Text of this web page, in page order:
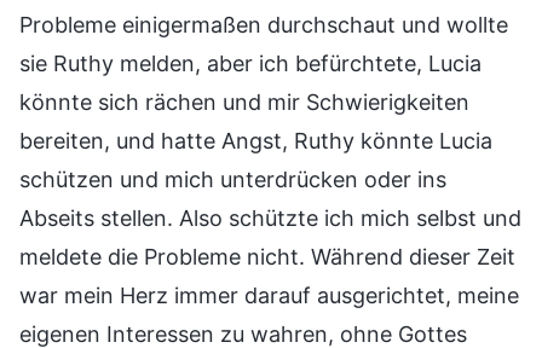
Probleme einigermaßen durchschaut und wollte
sie Ruthy melden, aber ich befürchtete, Lucia
könnte sich rächen und mir Schwierigkeiten
bereiten, und hatte Angst, Ruthy könnte Lucia
schützen und mich unterdrücken oder ins
Abseits stellen. Also schützte ich mich selbst und
meldete die Probleme nicht. Während dieser Zeit
war mein Herz immer darauf ausgerichtet, meine
eigenen Interessen zu wahren, ohne Gottes